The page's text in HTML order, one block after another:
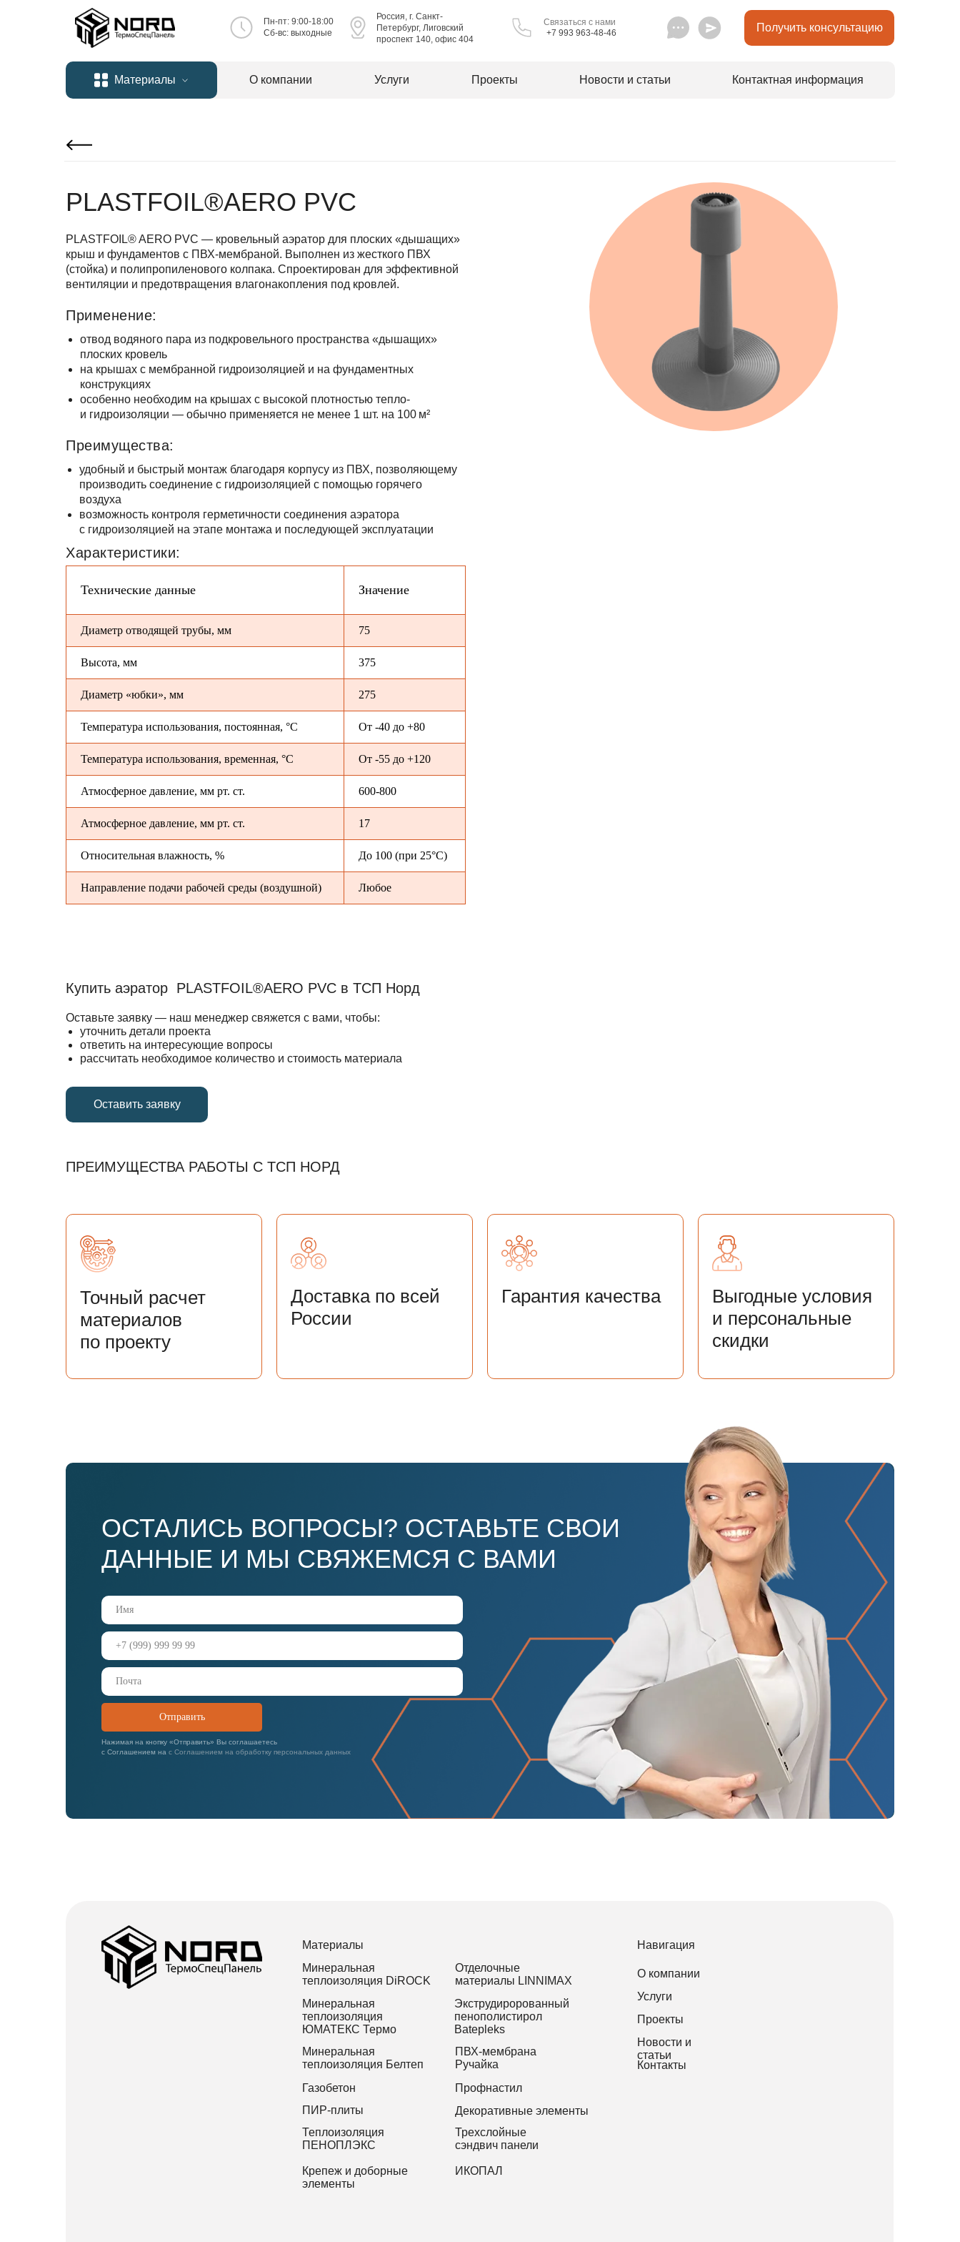
Пн-пт: 9:00-18:00
Сб-вc: выходные
Россия, г. Санкт-
Петербург, Лиговский
проспект 140, офис 404
+7 993 963-48-46
Связаться с нами
О компании Услуги Проекты Новости и статьи Контактная информация
Материалы
Получить консультацию
PLASTFOIL®AERO PVC
Преимущества:
Применение:
Характеристики:
удобный и быстрый монтаж благодаря корпусу из ПВХ, позволяющему
производить соединение с гидроизоляцией с помощью горячего
воздуха
возможность контроля герметичности соединения аэратора
с гидроизоляцией на этапе монтажа и последующей эксплуатации
отвод водяного пара из подкровельного пространства «дышащих»
плоских кровель
на крышах с мембранной гидроизоляцией и на фундаментных
конструкциях
особенно необходим на крышах с высокой плотностью тепло-
и гидроизоляции — обычно применяется не менее 1 шт. на 100 м²
PLASTFOIL® AERO PVC — кровельный аэратор для плоских «дышащих»
крыш и фундаментов с ПВХ-мембраной. Выполнен из жесткого ПВХ
(стойка) и полипропиленового колпака. Спроектирован для эффективной
вентиляции и предотвращения влагонакопления под кровлей.
Технические данные Значение
Диаметр отводящей трубы, мм 75
Высота, мм 375
Диаметр «юбки», мм 275
Температура использования, постоянная, °С От -40 до +80
Температура использования, временная, °С От -55 до +120
Атмосферное давление, мм рт. ст. 600-800
Атмосферное давление, мм рт. ст. 17
Относительная влажность, % До 100 (при 25°С)
Направление подачи рабочей среды (воздушной) Любое
Оставьте заявку — наш менеджер свяжется с вами, чтобы:
уточнить детали проекта
ответить на интересующие вопросы
рассчитать необходимое количество и стоимость материала
Купить аэратор PLASTFOIL®AERO PVC в ТСП Норд
ПРЕИМУЩЕСТВА РАБОТЫ С ТСП НОРД
Точный расчет
материалов
по проекту
Доставка по всей
России
Гарантия качества
Выгодные условия
и персональные
скидки
Оставить заявку
Нажимая на кнопку «Отправить» Вы соглашаетесь
с Соглашением на с Соглашением на обработку персональных данных
ОСТАЛИСЬ ВОПРОСЫ? ОСТАВЬТЕ СВОИ
ДАННЫЕ И МЫ СВЯЖЕМСЯ С ВАМИ
Отправить
Материалы
Навигация
Отделочные
материалы LINNIMAX
Декоративные элементы
Профнастил
Крепеж и доборные
элементы
Минеральная
теплоизоляция DiROCK
Экструдиророванный
пенополистирол
Batepleks
Минеральная
теплоизоляция
ЮМАТЕКС Термо
Минеральная
теплоизоляция Белтеп
Газобетон
ПИР-плиты
ПВХ-мембрана
Ручайка
Теплоизоляция
ПЕНОПЛЭКС
Трехслойные
сэндвич панели
ИКОПАЛ
О компании
Услуги
Проекты
Новости и
статьи
Контакты